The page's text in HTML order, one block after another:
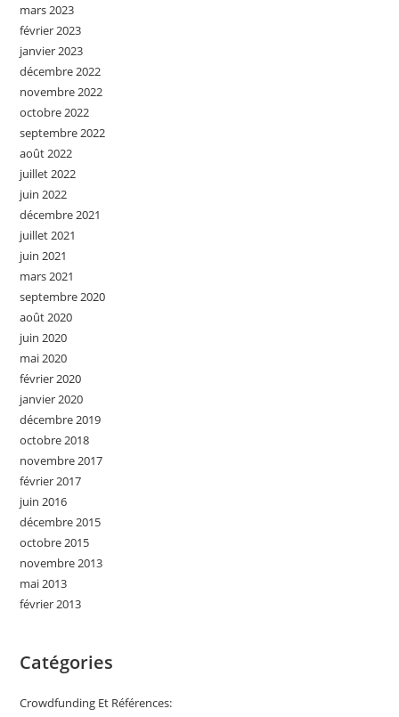
mars 2023
février 2023
janvier 2023
décembre 2022
novembre 2022
octobre 2022
septembre 2022
août 2022
juillet 2022
juin 2022
décembre 2021
juillet 2021
juin 2021
mars 2021
septembre 2020
août 2020
juin 2020
mai 2020
février 2020
janvier 2020
décembre 2019
octobre 2018
novembre 2017
février 2017
juin 2016
décembre 2015
octobre 2015
novembre 2013
mai 2013
février 2013
Catégories
Crowdfunding Et Références: